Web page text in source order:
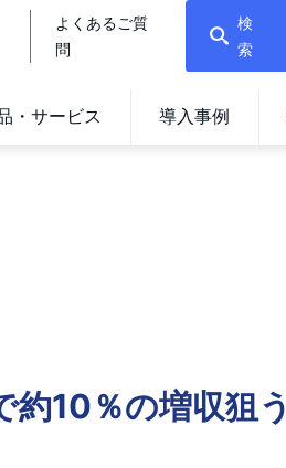
よくあるご質
問
検
索
・サービス 導入事例
約10％の増収狙う